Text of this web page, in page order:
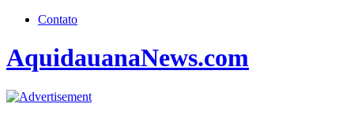
Contato
AquidauanaNews.com